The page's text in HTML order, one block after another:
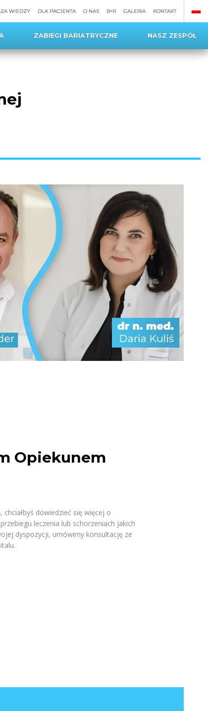
WIEDZY DLA PACJENTA O NAS B+R GALERIA KONTAKT
ZABIEGI BARIATRYCZNE NASZ ZESPÓŁ
Opiekunem
dowiedzieć się więcej o
leczenia lub schorzeniach jakich
dyspozycji, umówimy konsultację ze